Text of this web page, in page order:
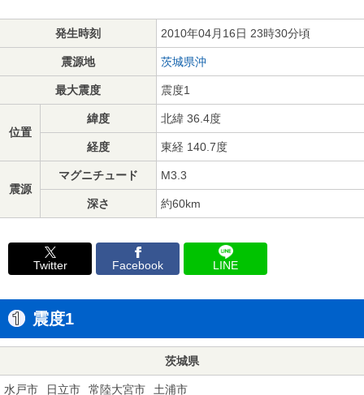
発生時刻 2010年04月16日 23時30分頃
震源地 茨城県沖
最大震度 震度1
位置
緯度 北緯 36.4度
経度 東経 140.7度
震源
マグニチュード M3.3
深さ 約60km
Twitter Facebook LINE
震度1
茨城県
水戸市 日立市 常陸大宮市 土浦市